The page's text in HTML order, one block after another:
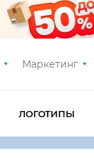
Маркетинг
ЛОГОТИПЫ